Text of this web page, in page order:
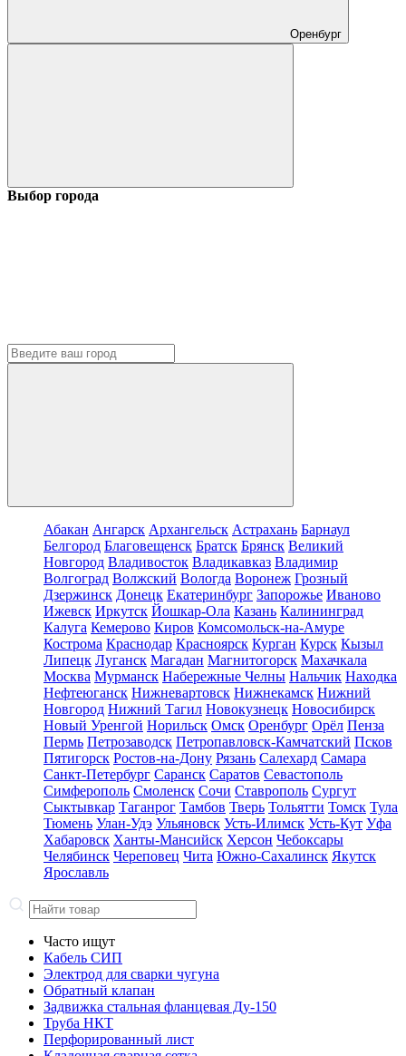
Оренбург
Выбор города
Абакан Ангарск Архангельск Астрахань Барнаул
Белгород Благовещенск Братск Брянск Великий
Новгород Владивосток Владикавказ Владимир
Волгоград Волжский Вологда Воронеж Грозный
Дзержинск Донецк Екатеринбург Запорожье Иваново
Ижевск Иркутск Йошкар-Ола Казань Калининград
Калуга Кемерово Киров Комсомольск-на-Амуре
Кострома Краснодар Красноярск Курган Курск Кызыл
Липецк Луганск Магадан Магнитогорск Махачкала
Москва Мурманск Набережные Челны Нальчик Находка
Нефтеюганск Нижневартовск Нижнекамск Нижний
Новгород Нижний Тагил Новокузнецк Новосибирск
Новый Уренгой Норильск Омск Оренбург Орёл Пенза
Пермь Петрозаводск Петропавловск-Камчатский Псков
Пятигорск Ростов-на-Дону Рязань Салехард Самара
Санкт-Петербург Саранск Саратов Севастополь
Симферополь Смоленск Сочи Ставрополь Сургут
Сыктывкар Таганрог Тамбов Тверь Тольятти Томск Тула
Тюмень Улан-Удэ Ульяновск Усть-Илимск Усть-Кут Уфа
Хабаровск Ханты-Мансийск Херсон Чебоксары
Челябинск Череповец Чита Южно-Сахалинск Якутск
Ярославль
Часто ищут
Кабель СИП
Электрод для сварки чугуна
Обратный клапан
Задвижка стальная фланцевая Ду-150
Труба НКТ
Перфорированный лист